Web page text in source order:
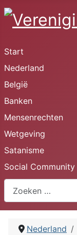
Start
Nederland
België
Banken
Mensenrechten
Wetgeving
Satanisme
Social Community
Nederland